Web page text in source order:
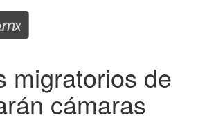
migratorios de
cámaras